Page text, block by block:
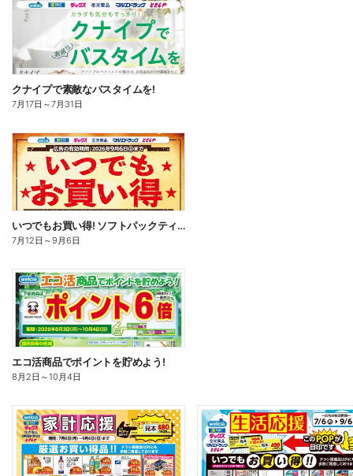
クナイプで素敵なバスタイムを!
7月17日 ～7月31日
いつでもお買い得! ソフトパックティッシュ
7月12日 ～9月6日
エコ活商品でポイントを貯めよう!
8月2日 ～10月4日